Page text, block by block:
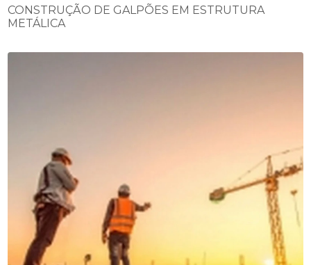
CONSTRUÇÃO DE GALPÕES EM ESTRUTURA
METÁLICA